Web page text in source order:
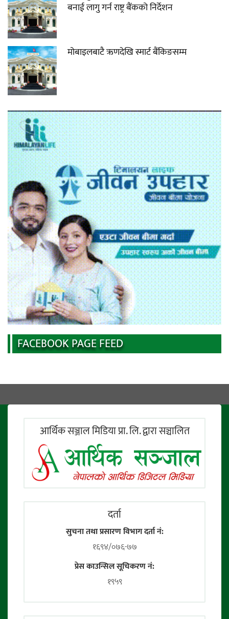
बनाई लागु गर्न राष्ट्र बैंकको निर्देशन
मोबाइलबाटै ऋणदेखि स्मार्ट बैंकिङसम्म
FACEBOOK PAGE FEED
आर्थिक सञ्जाल मिडिया प्रा. लि. द्वारा सञ्चालित
दर्ता
सुचना तथा प्रसारण विभाग दर्ता नं:
१६९४/०७६-७७
प्रेस काउन्सिल सूचिकरण नं:
१९५९